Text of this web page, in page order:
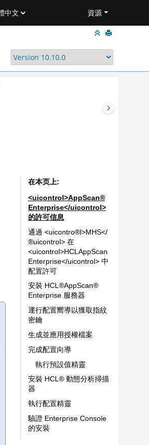
資源
在本页上
<uicontrol>AppScan®
Enterprise</uicontrol>
的許可信息
通過 <uicontro®l>MHS</
®uicontrol> 在
<uicontrol>HCLAppScan
Enterprise</uicontrol> 中
配置許可
安裝 HCL®AppScan®
Enterprise 服務器
運行配置嚮導以獲取指紋
密鑰
生成並應用授權檔案
完成配置向導
執行預設值精靈
安裝 HCL®動態分析掃描
器
執行配置精靈
驗證 Enterprise Console
的安裝